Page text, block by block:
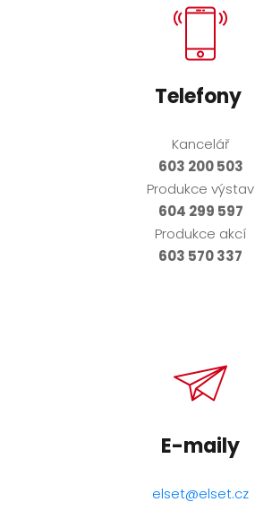
Telefony
Kancelář
603 200 503
Produkce výstav
604 299 597
Produkce akcí
603 570 337
E-maily
elset@elset.cz